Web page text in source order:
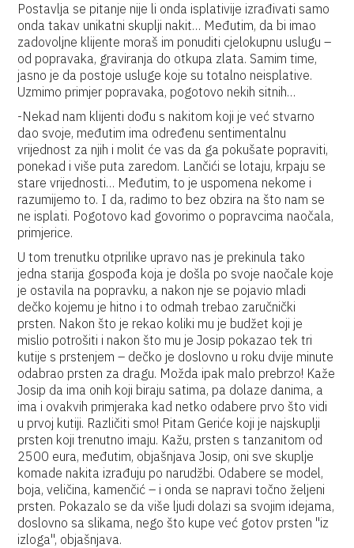
Postavlja se pitanje nije li onda isplativije izrađivati samo
onda takav unikatni skuplji nakit… Međutim, da bi imao
zadovoljne klijente moraš im ponuditi cjelokupnu uslugu –
od popravaka, graviranja do otkupa zlata. Samim time,
jasno je da postoje usluge koje su totalno neisplative.
Uzmimo primjer popravaka, pogotovo nekih sitnih…
-Nekad nam klijenti dođu s nakitom koji je već stvarno
dao svoje, međutim ima određenu sentimentalnu
vrijednost za njih i molit će vas da ga pokušate popraviti,
ponekad i više puta zaredom. Lančići se lotaju, krpaju se
stare vrijednosti… Međutim, to je uspomena nekome i
razumijemo to. I da, radimo to bez obzira na što nam se
ne isplati. Pogotovo kad govorimo o popravcima naočala,
primjerice.
U tom trenutku otprilike upravo nas je prekinula tako
jedna starija gospođa koja je došla po svoje naočale koje
je ostavila na popravku, a nakon nje se pojavio mladi
dečko kojemu je hitno i to odmah trebao zaručnički
prsten. Nakon što je rekao koliki mu je budžet koji je
mislio potrošiti i nakon što mu je Josip pokazao tek tri
kutije s prstenjem – dečko je doslovno u roku dvije minute
odabrao prsten za dragu. Možda ipak malo prebrzo! Kaže
Josip da ima onih koji biraju satima, pa dolaze danima, a
ima i ovakvih primjeraka kad netko odabere prvo što vidi
u prvoj kutiji. Različiti smo! Pitam Geriće koji je najskuplji
prsten koji trenutno imaju. Kažu, prsten s tanzanitom od
2500 eura, međutim, objašnjava Josip, oni sve skuplje
komade nakita izrađuju po narudžbi. Odabere se model,
boja, veličina, kamenčić – i onda se napravi točno željeni
prsten. Pokazalo se da više ljudi dolazi sa svojim idejama,
doslovno sa slikama, nego što kupe već gotov prsten ''iz
izloga'', objašnjava.